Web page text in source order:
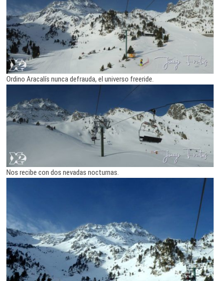
Ordino Aracalís nunca defrauda, el universo freeride.
Nos recibe con dos nevadas nocturnas.